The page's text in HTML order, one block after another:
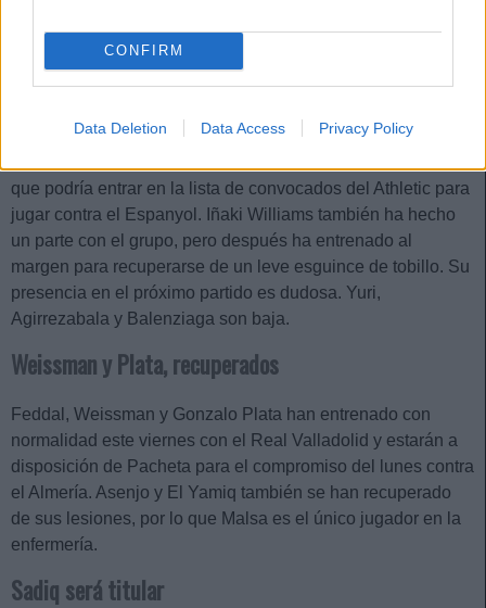
CONFIRM
Data Deletion Data Access Privacy Policy
Comunio?
Íñigo Martínez, con el grupo
que podría entrar en la lista de convocados del Athletic para
jugar contra el Espanyol. Iñaki Williams también ha hecho
un parte con el grupo, pero después ha entrenado al
margen para recuperarse de un leve esguince de tobillo. Su
presencia en el próximo partido es dudosa. Yuri,
Agirrezabala y Balenziaga son baja.
Weissman y Plata, recuperados
Feddal, Weissman y Gonzalo Plata han entrenado con
normalidad este viernes con el Real Valladolid y estarán a
disposición de Pacheta para el compromiso del lunes contra
el Almería. Asenjo y El Yamiq también se han recuperado
de sus lesiones, por lo que Malsa es el único jugador en la
enfermería.
Sadiq será titular